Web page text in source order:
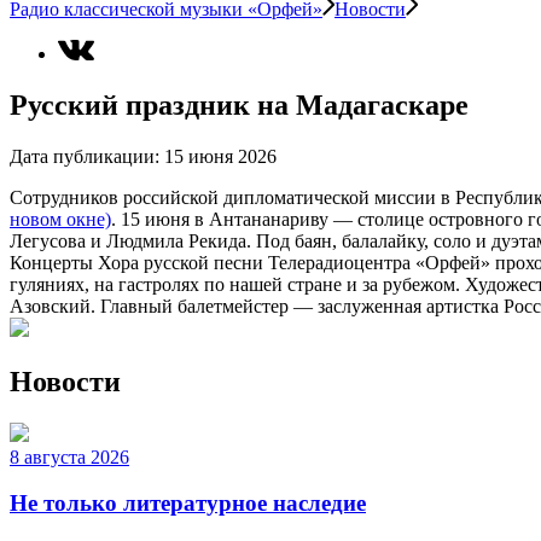
Радио классической музыки «Орфей» Новости
Русский праздник на Мадагаскаре
Дата публикации: 15 июня 2026
Сотрудников российской дипломатической миссии в
новом окне). 15 июня в Антананариву — столице островного
Легусова и Людмила Рекида. Под баян, балалайку, соло и
Концерты Хора русской песни Телерадиоцентра «Орфей»
гуляниях, на гастролях по нашей стране и за рубежом.
Азовский. Главный балетмейстер — заслуженная артистка
Новости
8 августа 2026
Не только литературное наследие